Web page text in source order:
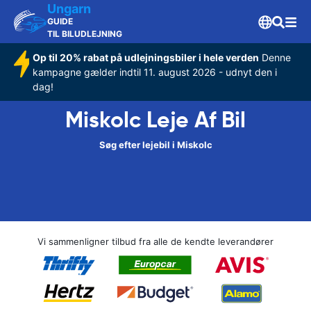
Ungarn
GUIDE
TIL BILUDLEJNING
Op til 20% rabat på udlejningsbiler i hele verden Denne
kampagne gælder indtil 11. august 2026 - udnyt den i
dag!
Miskolc Leje Af Bil
Søg efter lejebil i Miskolc
Vi sammenligner tilbud fra alle de kendte leverandører